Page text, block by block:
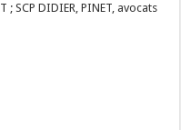
; SCP DIDIER, PINET, avocats